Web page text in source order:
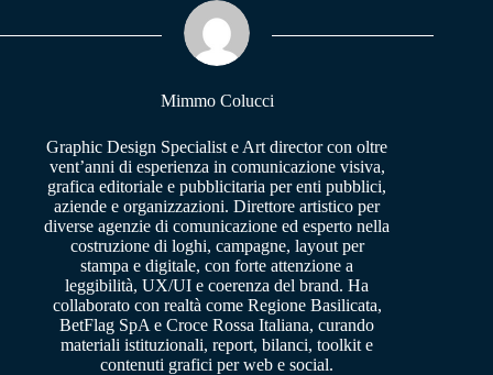
pp m
Mimmo Colucci
Graphic Design Specialist e Art director con oltre
vent’anni di esperienza in comunicazione visiva,
grafica editoriale e pubblicitaria per enti pubblici,
aziende e organizzazioni. Direttore artistico per
diverse agenzie di comunicazione ed esperto nella
costruzione di loghi, campagne, layout per
stampa e digitale, con forte attenzione a
leggibilità, UX/UI e coerenza del brand. Ha
collaborato con realtà come Regione Basilicata,
BetFlag SpA e Croce Rossa Italiana, curando
materiali istituzionali, report, bilanci, toolkit e
contenuti grafici per web e social.